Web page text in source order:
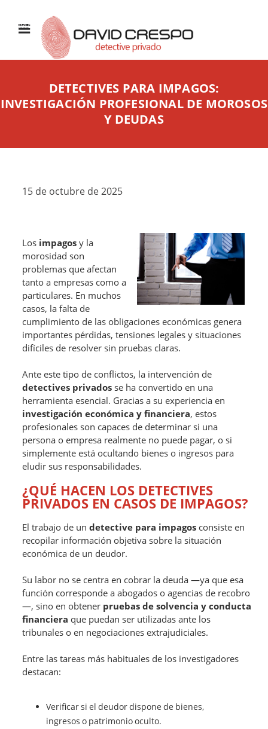
MENÚ
DETECTIVES PARA IMPAGOS:
INVESTIGACIÓN PROFESIONAL DE MOROSOS
Y DEUDAS
15 de octubre de 2025
Los impagos y la
morosidad son
problemas que afectan
tanto a empresas como a
particulares. En muchos
casos, la falta de
cumplimiento de las obligaciones económicas genera
importantes pérdidas, tensiones legales y situaciones
difíciles de resolver sin pruebas claras.
Ante este tipo de conflictos, la intervención de
detectives privados se ha convertido en una
herramienta esencial. Gracias a su experiencia en
investigación económica y financiera, estos
profesionales son capaces de determinar si una
persona o empresa realmente no puede pagar, o si
simplemente está ocultando bienes o ingresos para
eludir sus responsabilidades.
¿QUÉ HACEN LOS DETECTIVES
PRIVADOS EN CASOS DE IMPAGOS?
El trabajo de undetective para impagos consiste en
recopilar información objetiva sobre la situación
económica de un deudor.
Su labor no se centra en cobrar la deuda —ya que esa
función corresponde a abogados o agencias de recobro
—, sino en obtener pruebas de solvencia y conducta
financiera que puedan ser utilizadas ante los
tribunales o en negociaciones extrajudiciales.
Entre las tareas más habituales de los investigadores
destacan:
Verificar si el deudor dispone de bienes,
ingresos o patrimonio oculto.